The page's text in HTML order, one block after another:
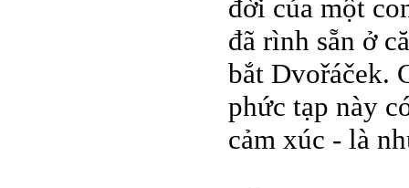
đời của một
đã rình sẵn ở
bắt Dvořáček.
phức tạp này
cảm xúc - là